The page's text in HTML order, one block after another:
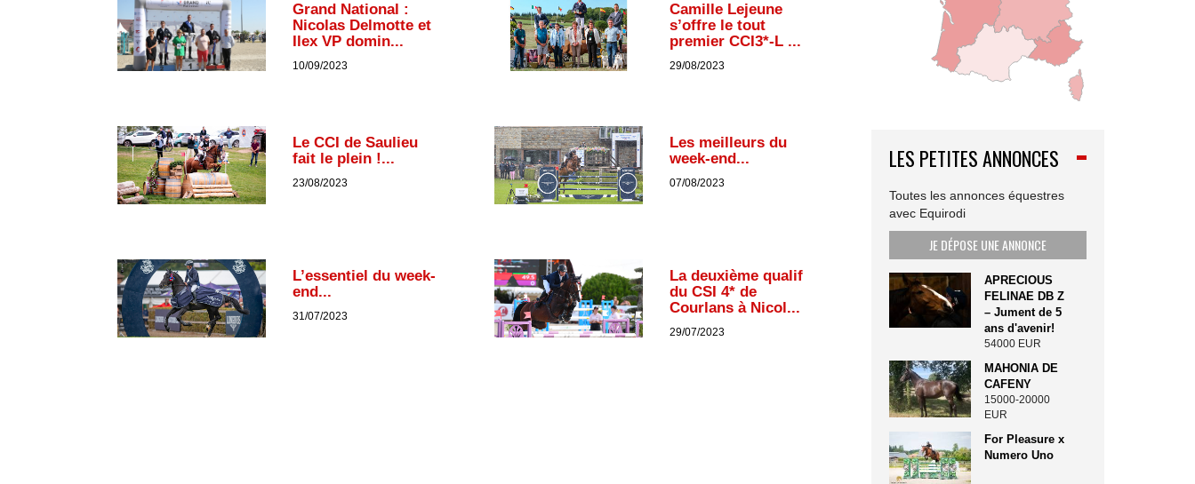
Grand National :
Nicolas Delmotte et
Ilex VP domin...
10/09/2023
Camille Lejeune
s’offre le tout
premier CCI3*-L ...
29/08/2023
Le CCI de Saulieu
fait le plein !...
23/08/2023
Les meilleurs du
week-end...
07/08/2023
L’essentiel du week-
end...
31/07/2023
La deuxième qualif
du CSI 4* de
Courlans à Nicol...
29/07/2023
LES PETITES ANNONCES
Toutes les annonces équestres
avec Equirodi
JE DÉPOSE UNE ANNONCE
APRECIOUS
FELINAE DB Z
– Jument de 5
ans d'avenir!
54000 EUR
MAHONIA DE
CAFENY
15000-20000
EUR
For Pleasure x
Numero Uno